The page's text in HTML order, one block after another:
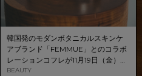
韓国発のモダンボタニカルスキンケ
アブランド「FEMMUE」とのコラボ
レーションコフレが11月19日（金）に
数量限定で発売決定！ブランドとし
BEAUTY